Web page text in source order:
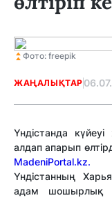
Фото: freepik
ЖАҢАЛЫҚТАР
Үндістанда күйеуі
алдап апарып
MadeniPortal.kz.
Үндістанның
адам шошырлық